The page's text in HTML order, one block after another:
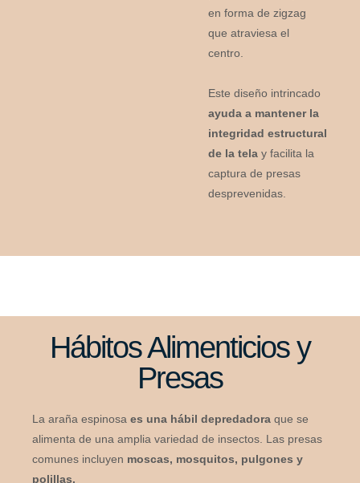
en forma de zigzag
que atraviesa el
centro.
Este diseño intrincado
ayuda a mantener la
integridad estructural
de la tela y facilita la
captura de presas
desprevenidas.
Hábitos Alimenticios y
Presas
La araña espinosa es una hábil depredadora que se
alimenta de una amplia variedad de insectos. Las presas
comunes incluyen moscas, mosquitos, pulgones y
polillas.